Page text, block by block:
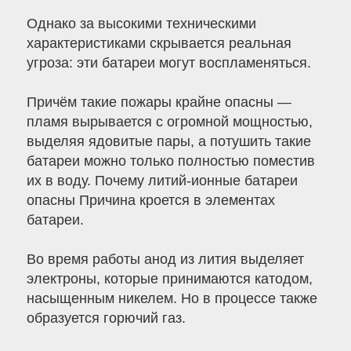
Однако за высокими техническими
характеристиками скрывается реальная
угроза: эти батареи могут воспламеняться.
Причём такие пожары крайне опасны —
пламя вырывается с огромной мощностью,
выделяя ядовитые пары, а потушить такие
батареи можно только полностью поместив
их в воду. Почему литий-ионные батареи
опасны Причина кроется в элементах
батареи.
Во время работы анод из лития выделяет
электроны, которые принимаются катодом,
насыщенным никелем. Но в процессе также
образуется горючий газ.